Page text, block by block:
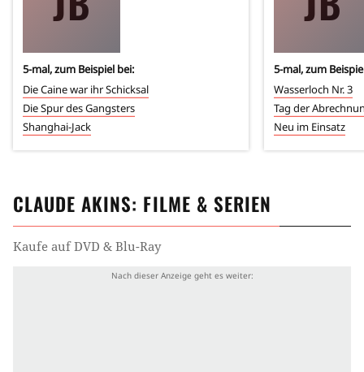
5-mal, zum Beispiel bei:
Die Caine war ihr Schicksal
Die Spur des Gangsters
Shanghai-Jack
5-mal, zum
Wasserloch Nr. 3
Tag der
Neu im Einsatz
CLAUDE AKINS: FILME & SERIEN
Kaufe auf DVD & Blu-Ray